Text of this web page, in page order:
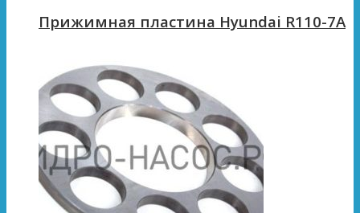
Прижимная пластина Hyundai R110-7A